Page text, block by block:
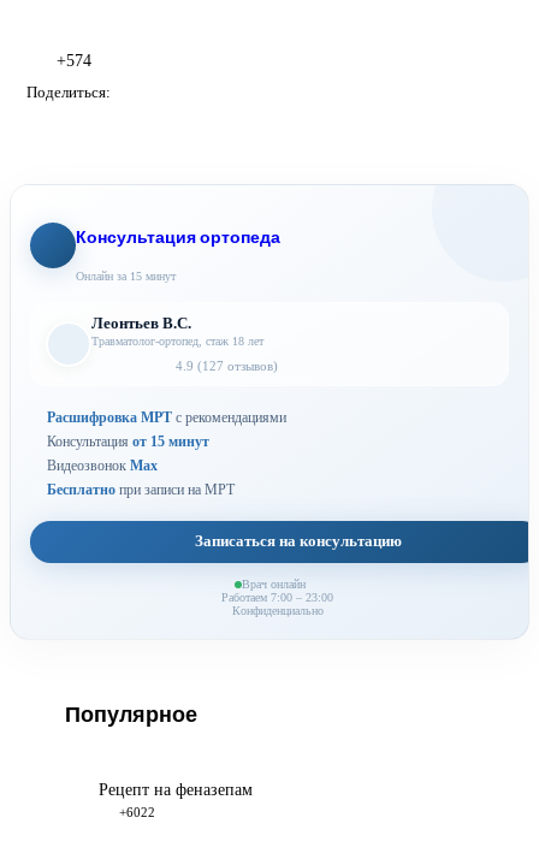
+574
Поделиться:
Консультация ортопеда
Онлайн за 15 минут
Леонтьев В.С.
Травматолог-ортопед, стаж 18 лет
4.9 (127 отзывов)
Расшифровка МРТ с рекомендациями
Консультация от 15 минут
Видеозвонок Max
Бесплатно при записи на МРТ
Записаться на консультацию
Врач онлайн
Работаем 7:00 – 23:00
Конфиденциально
Популярное
Рецепт на феназепам
+6022